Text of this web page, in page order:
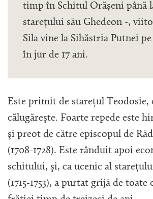
timp în Schitul Orășeni până
starețului său Ghedeon -,
Sila vine la Sihăstria Putnei pe
în jur de 17 ani.
Este primit de starețul Teodosie,
călugăreşte. Foarte repede este
şi preot de către episcopul de
(1708-1728). Este rânduit apoi
schitului, şi, ca ucenic al
(1715-1753), a purtat grijă de toate